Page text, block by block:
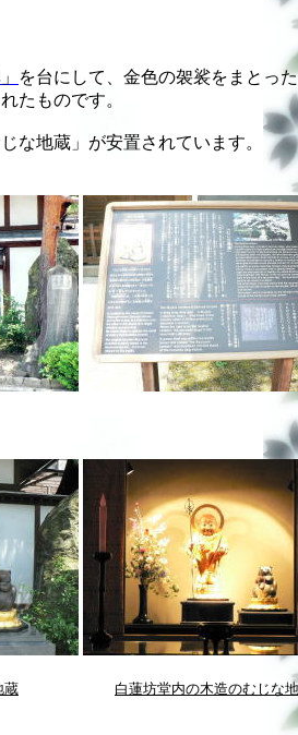
を台にして、金色の袈裟をまとっ
たものです。
地蔵」が安置されています。
蔵 白蓮坊堂内の木造のむじな